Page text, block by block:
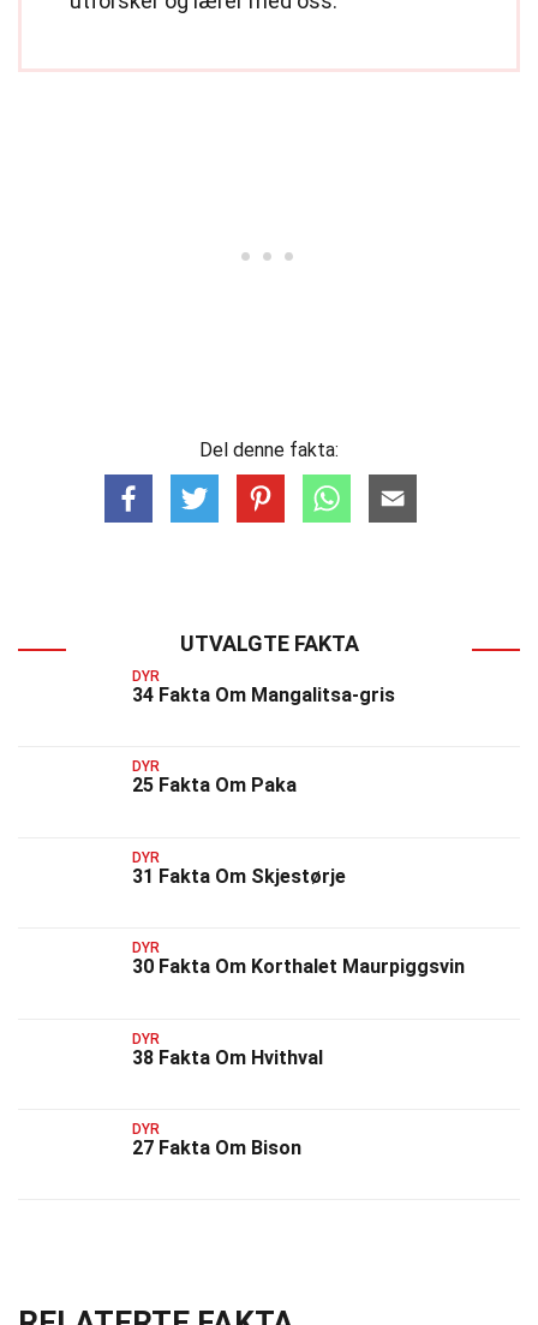
Del denne fakta:
UTVALGTE FAKTA
DYR
34 Fakta Om Mangalitsa-gris
DYR
25 Fakta Om Paka
DYR
31 Fakta Om Skjestørje
DYR
30 Fakta Om Korthalet Maurpiggsvin
DYR
38 Fakta Om Hvithval
DYR
27 Fakta Om Bison